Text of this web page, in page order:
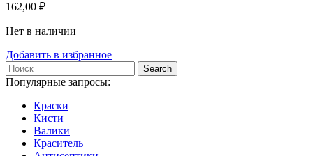
162,00 ₽
Нет в наличии
Добавить в избранное
Search
Популярные запросы:
Краски
Кисти
Валики
Краситель